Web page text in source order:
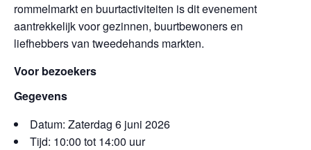
rommelmarkt en buurtactiviteiten is dit evenement
aantrekkelijk voor gezinnen, buurtbewoners en
liefhebbers van tweedehands markten.
Voor bezoekers
Gegevens
Datum: Zaterdag 6 juni 2026
Tijd: 10:00 tot 14:00 uur